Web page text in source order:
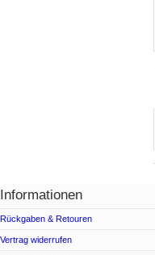
Informationen
Rückgaben & Retouren
Vertrag widerrufen